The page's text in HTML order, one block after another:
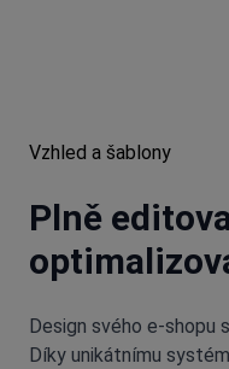
Vzhled a šablony
Plně
Design svého e-shopu
Díky unikátnímu